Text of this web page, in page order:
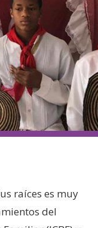
raíces es muy
del